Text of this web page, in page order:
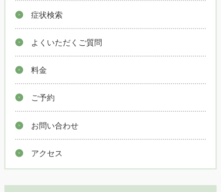
症状検索
よくいただくご質問
料金
ご予約
お問い合わせ
アクセス